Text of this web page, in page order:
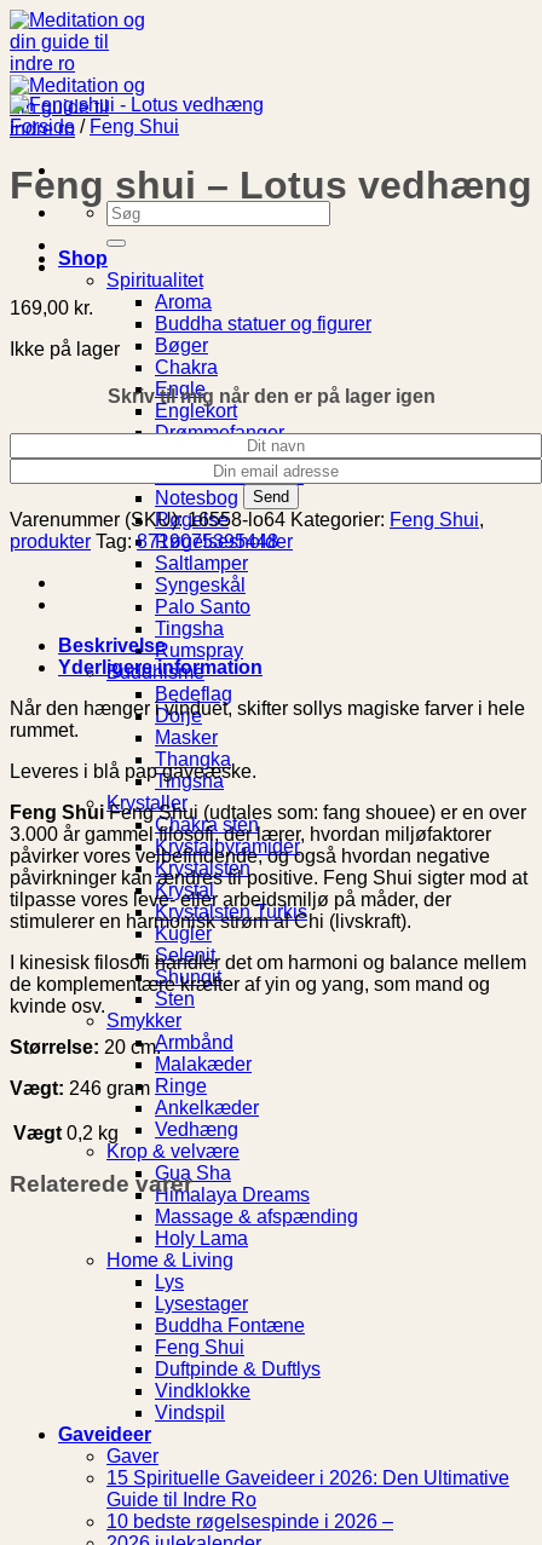
Fortsæt
til
indhold
Søg
efter:
Shop
Spiritualitet
Aroma
Buddha statuer og figurer
Bøger
Chakra
Engle
Englekort
Drømmefanger
Livets Træ
Meditationspuder
Notesbog
Røgelse
Røgelsesholder
Saltlamper
Syngeskål
Palo Santo
Tingsha
Rumspray
Buddhisme
Bedeflag
Dorje
Masker
Thangka
Tingsha
Krystaller
Chakra sten
Krystalpyramider
Krystalsten
Krystal
Krystalsten Turkis
Kugler
Selenit
Shungit
Sten
Smykker
Armbånd
Malakæder
Ringe
Ankelkæder
Vedhæng
Krop & velvære
Gua Sha
Himalaya Dreams
Massage & afspænding
Holy Lama
Home & Living
Lys
Lysestager
Buddha Fontæne
Feng Shui
Duftpinde & Duftlys
Vindklokke
Vindspil
Gaveideer
Gaver
15 Spirituelle Gaveideer i 2026: Den Ultimative
Guide til Indre Ro
10 bedste røgelsespinde i 2026 –
Forside / Feng Shui
Feng shui – Lotus vedhæng
169,00 kr.
Ikke på lager
Skriv til mig når den er på lager igen
Varenummer (SKU):16558-lo64 Kategorier: Feng Shui,
produkter Tag:8719075395448
Beskrivelse
Yderligere information
Når den hænger i vinduet, skifter sollys magiske farver i hele
rummet.
Leveres i blå pap gaveæske.
Feng ShuiFeng Shui (udtales som: fang shouee) er en over
3.000 år gammel filosofi, der lærer, hvordan miljøfaktorer
påvirker vores velbefindende, og også hvordan negative
påvirkninger kan ændres til positive. Feng Shui sigter mod at
tilpasse vores leve- eller arbejdsmiljø på måder, der
stimulerer en harmonisk strøm af Chi (livskraft).
I kinesisk filosofi handler det om harmoni og balance mellem
de komplementære kræfter af yin og yang, som mand og
kvinde osv.
Størrelse: 20 cm.
Vægt: 246 gram
Vægt 0,2 kg
Relaterede varer